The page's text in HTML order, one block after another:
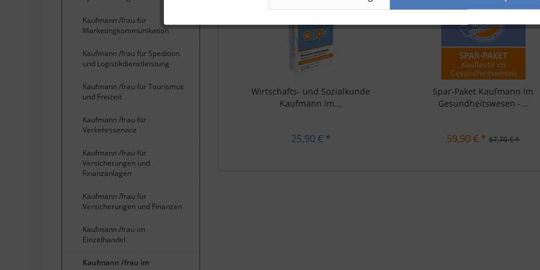
Kaufmann /frau für
Marketingkommunikation
Kaufmann /frau für Spedition
und Logistikdienstleistung
Kaufmann /frau für Tourismus
und Freizeit
Kaufmann /frau für
Verkehrsservice
Kaufmann /frau für
Versicherungen und
Finanzanlagen
Kaufmann /frau für
Versicherungen und Finanzen
Kaufmann /frau im
Einzelhandel
Kaufmann /frau im
Wirtschafts- und Sozialkunde
Kaufmann im...
25,90 € *
Spar-Paket Kaufmann im
Gesundheitswesen -...
59,90 € * 67,70 € *